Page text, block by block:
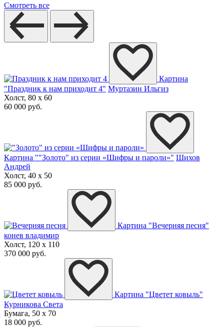
Смотреть все
Картина
"Праздник к нам приходит 4" Муртазин Ильгиз
Холст, 80 x 60
60 000 руб.
Картина ""Золото" из серии «Шифры и пароли»" Шихов
Андрей
Холст, 40 x 50
85 000 руб.
Картина "Вечерняя песня"
конев владимир
Холст, 120 x 110
370 000 руб.
Картина "Цветет ковыль"
Курникова Света
Бумага, 50 x 70
18 000 руб.